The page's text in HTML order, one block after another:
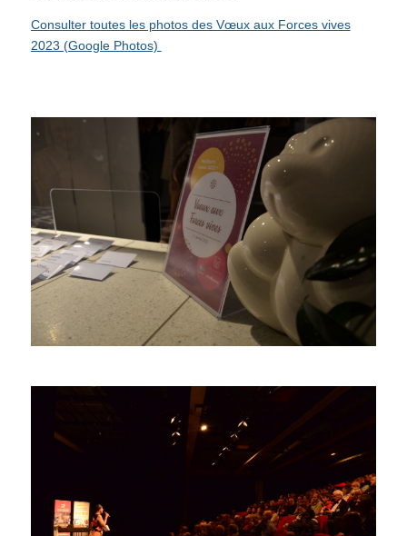
Consulter toutes les photos des Vœux aux Forces vives
2023 (Google Photos)